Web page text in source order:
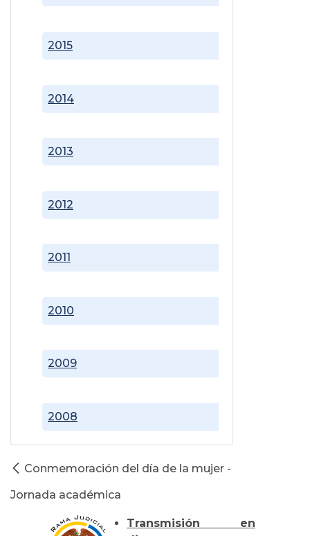
2008
2009
2010
2011
2012
2013
2014
2015
Conmemoración del día de la mujer -
Jornada académica
Transmisión en